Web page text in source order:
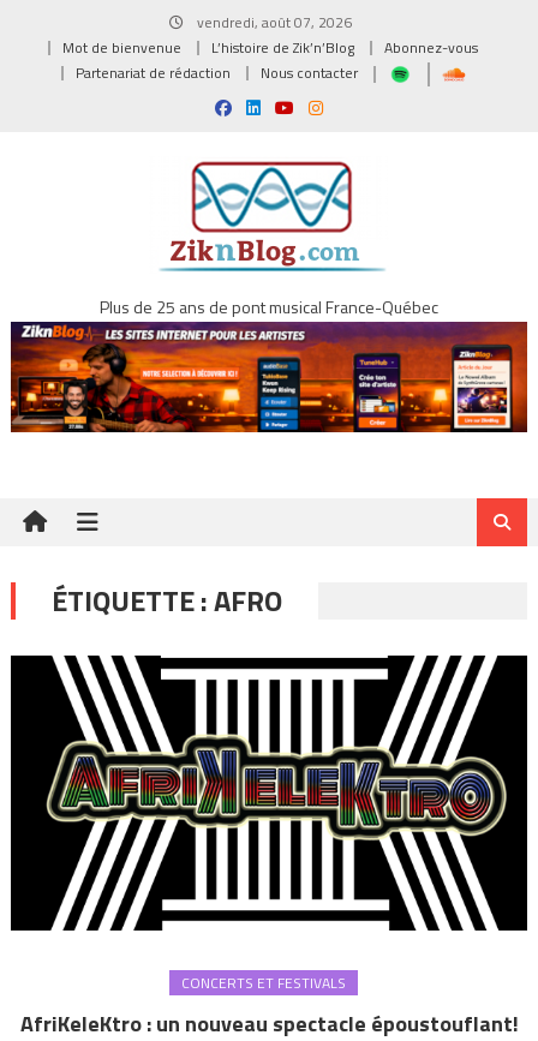
vendredi, août 07, 2026
Mot de bienvenue
L’histoire de Zik’n’Blog
Abonnez-vous
Partenariat de rédaction
Nous contacter
Plus de 25 ans de pont musical France-Québec
ÉTIQUETTE :AFRO
CONCERTS ET FESTIVALS
AfriKeleKtro : un nouveau spectacle époustouflant!